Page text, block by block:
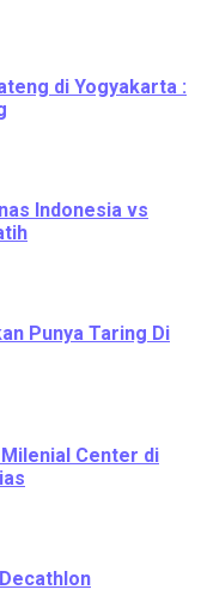
di Yogyakarta :
Indonesia vs
Punya Taring Di
Center di